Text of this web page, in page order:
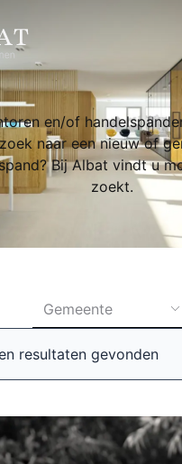
en/of
naar een nieuw of
Bij Albat vindt u
zoekt.
Gemeente
resultaten gevonden